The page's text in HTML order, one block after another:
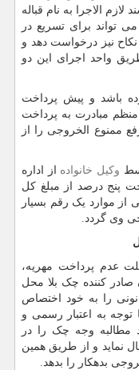
الاجرا به نام قباله
تواند برای تسریع در
نکاح نیز درخواست دهد و
واحد اجرای این دو
باشد و پیش پرداخت
مبادرت به پرداخت
ممنوع الخروجی را از
وکیل خانواده از اداره
پنج درصد از مبلغ کل
از موارد یک رقم بسیار
وی گردد.
عدم پرداخت مهریه،
کننده چک بلا محل
را به خود اختصاص
به اعتبار رسمی و
مطالبه وجه چک را در
نماید و از طریق همین
بدهکار را بدهد.